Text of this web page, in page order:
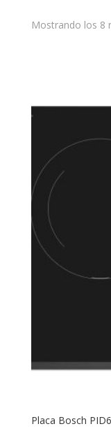
Mostrando los 8
Placa Bosch